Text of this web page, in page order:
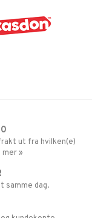
ut fra hvilken(e)
mer »
samme dag.